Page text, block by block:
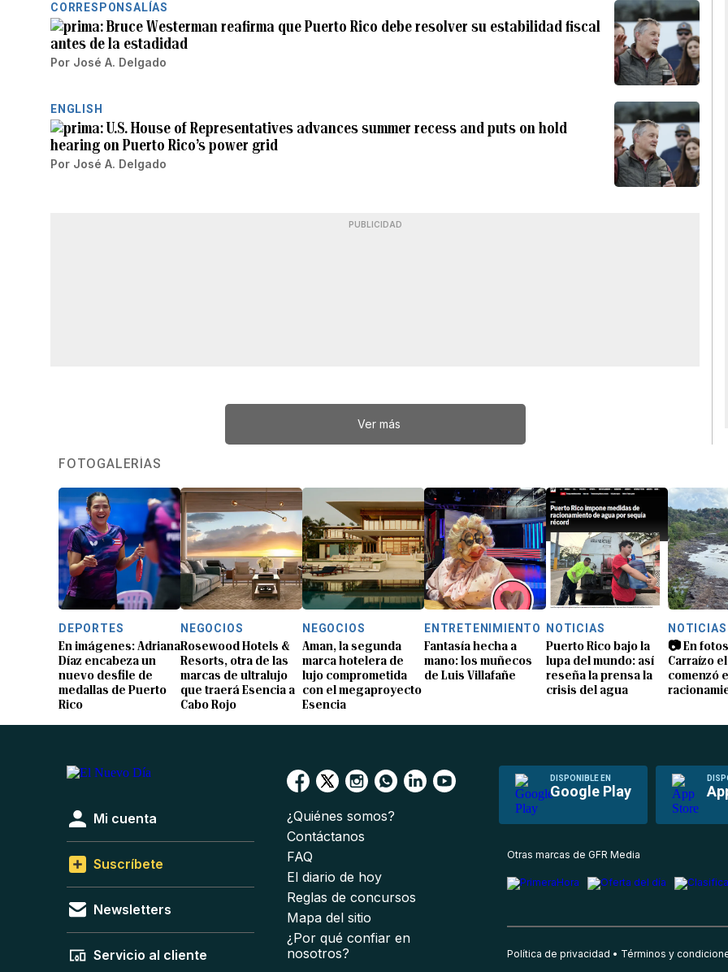
CORRESPONSALÍAS
Bruce Westerman reafirma que Puerto Rico debe resolver su estabilidad fiscal
antes de la estadidad
Por José A. Delgado
ENGLISH
U.S. House of Representatives advances summer recess and puts on hold
hearing on Puerto Rico’s power grid
Por José A. Delgado
PUBLICIDAD
Ver más
FOTOGALERÍAS
DEPORTES
En imágenes: Adriana
Díaz encabeza un
nuevo desfile de
medallas de Puerto
Rico
NEGOCIOS
Rosewood Hotels &
Resorts, otra de las
marcas de ultralujo
que traerá Esencia a
Cabo Rojo
NEGOCIOS
Aman, la segunda
marca hotelera de
lujo comprometida
con el megaproyecto
Esencia
ENTRETENIMIENTO
Fantasía hecha a
mano: los muñecos
de Luis Villafañe
NOTICIAS
Puerto Rico bajo la
lupa del mundo: así
reseña la prensa la
crisis del agua
NOTICIAS
📷 En
Carraízo
comenzó
DISPONIBLE EN
Google Play
Mi cuenta
Suscríbete
Newsletters
Servicio al cliente
¿Quiénes somos?
Contáctanos
FAQ
El diario de hoy
Reglas de concursos
Mapa del sitio
¿Por qué confiar en
nosotros?
Otras marcas de GFR Media
Política de privacidad Términos y